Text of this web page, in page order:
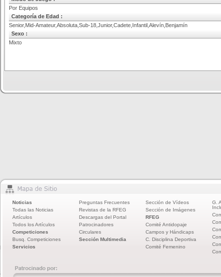
Por Equipos
Categoría de Edad :
Senior,Mid-Amateur,Absoluta,Sub-18,Junior,Cadete,Infantil,Alevín,Benjamín
Sexo :
Mixto
Noticias
Todas las Noticias
Artículos
Todos los Artículos
Competiciones
Busq. Competiciones
Servicios
Preguntas Frecuentes
Revistas de la RFEG
Descargas del Portal
Patrocinadores
Circulares
Sección Multimedia
Sección de Vídeos
Sección de Imágenes
RFEG
Comité Antidopaje
Campos y Hándicaps
C. Disciplina Deportiva
Comité Femenino
G.